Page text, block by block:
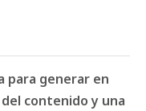
para generar en
contenido y una